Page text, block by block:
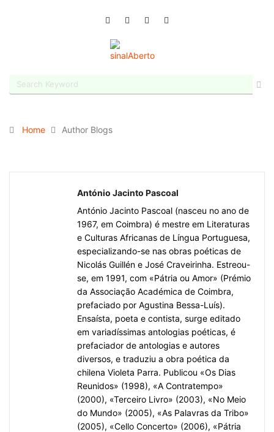
Home Author Blogs
António Jacinto Pascoal
António Jacinto Pascoal (nasceu no ano de
1967, em Coimbra) é mestre em Literaturas
e Culturas Africanas de Língua Portuguesa,
especializando-se nas obras poéticas de
Nicolás Guillén e José Craveirinha. Estreou-
se, em 1991, com «Pátria ou Amor» (Prémio
da Associação Académica de Coimbra,
prefaciado por Agustina Bessa-Luís).
Ensaísta, poeta e contista, surge editado
em variadíssimas antologias poéticas, é
prefaciador de antologias e autores
diversos, e traduziu a obra poética da
chilena Violeta Parra. Publicou «Os Dias
Reunidos» (1998), «A Contratempo»
(2000), «Terceiro Livro» (2003), «No Meio
do Mundo» (2005), «As Palavras da Tribo»
(2005), «Cello Concerto» (2006), «Pátria